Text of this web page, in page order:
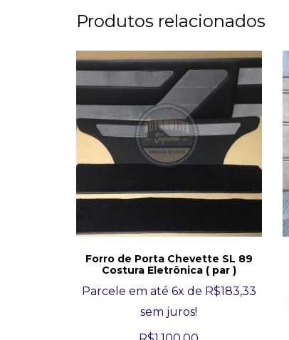
Produtos relacionados
Forro de Porta Chevette SL 89
Costura Eletrônica ( par )
Parcele em até 6x de R$183,33
sem juros!